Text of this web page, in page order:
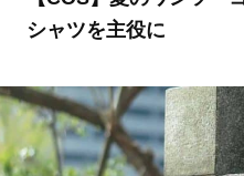
シャツを主役に